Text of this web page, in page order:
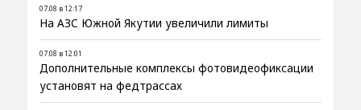
07.08 в 12:17
На АЗС Южной Якутии увеличили лимиты
07.08 в 12:01
Дополнительные комплексы фотовидеофиксации
установят на федтрассах